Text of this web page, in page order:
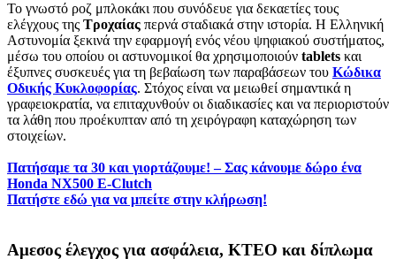
Το γνωστό ροζ μπλοκάκι που συνόδευε για δεκαετίες τους
ελέγχους της Τροχαίας περνά σταδιακά στην ιστορία. Η Ελληνική
Αστυνομία ξεκινά την εφαρμογή ενός νέου ψηφιακού συστήματος,
μέσω του οποίου οι αστυνομικοί θα χρησιμοποιούν tablets και
έξυπνες συσκευές για τη βεβαίωση των παραβάσεων του Κώδικα
Οδικής Κυκλοφορίας. Στόχος είναι να μειωθεί σημαντικά η
γραφειοκρατία, να επιταχυνθούν οι διαδικασίες και να περιοριστούν
τα λάθη που προέκυπταν από τη χειρόγραφη καταχώρηση των
στοιχείων.
Πατήσαμε τα 30 και γιορτάζουμε! – Σας κάνουμε δώρο ένα
Honda NX500 E-Clutch
Πατήστε εδώ για να μπείτε στην κλήρωση!
Aμεσος έλεγχος για ασφάλεια, ΚΤΕΟ και δίπλωμα